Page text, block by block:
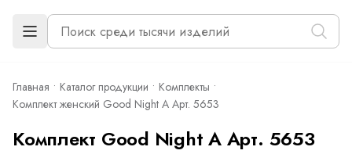
Главная Каталог продукции
Комплекты
Комплект женский Good Night А Арт. 5653
Комплект Good Night А Арт. 5653